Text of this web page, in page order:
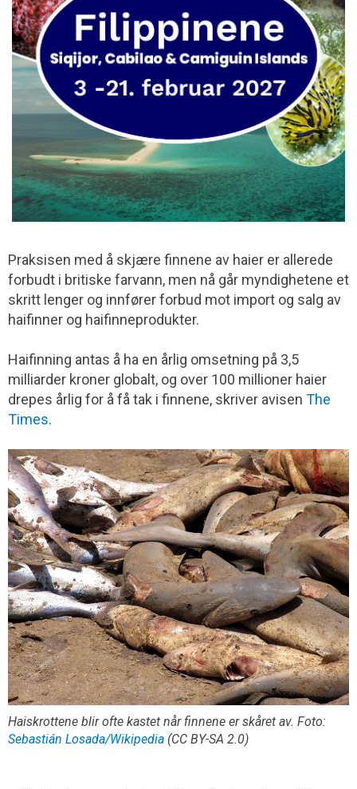
Praksisen med å skjære finnene av haier er allerede
forbudt i britiske farvann, men nå går myndighetene et
skritt lenger og innfører forbud mot import og salg av
haifinner og haifinneprodukter.
Haifinning antas å ha en årlig omsetning på 3,5
milliarder kroner globalt, og over 100 millioner haier
drepes årlig for å få tak i finnene, skriver avisen The
Times.
Haiskrottene blir ofte kastet når finnene er skåret av. Foto:
Sebastián Losada/Wikipedia (CC BY-SA 2.0)